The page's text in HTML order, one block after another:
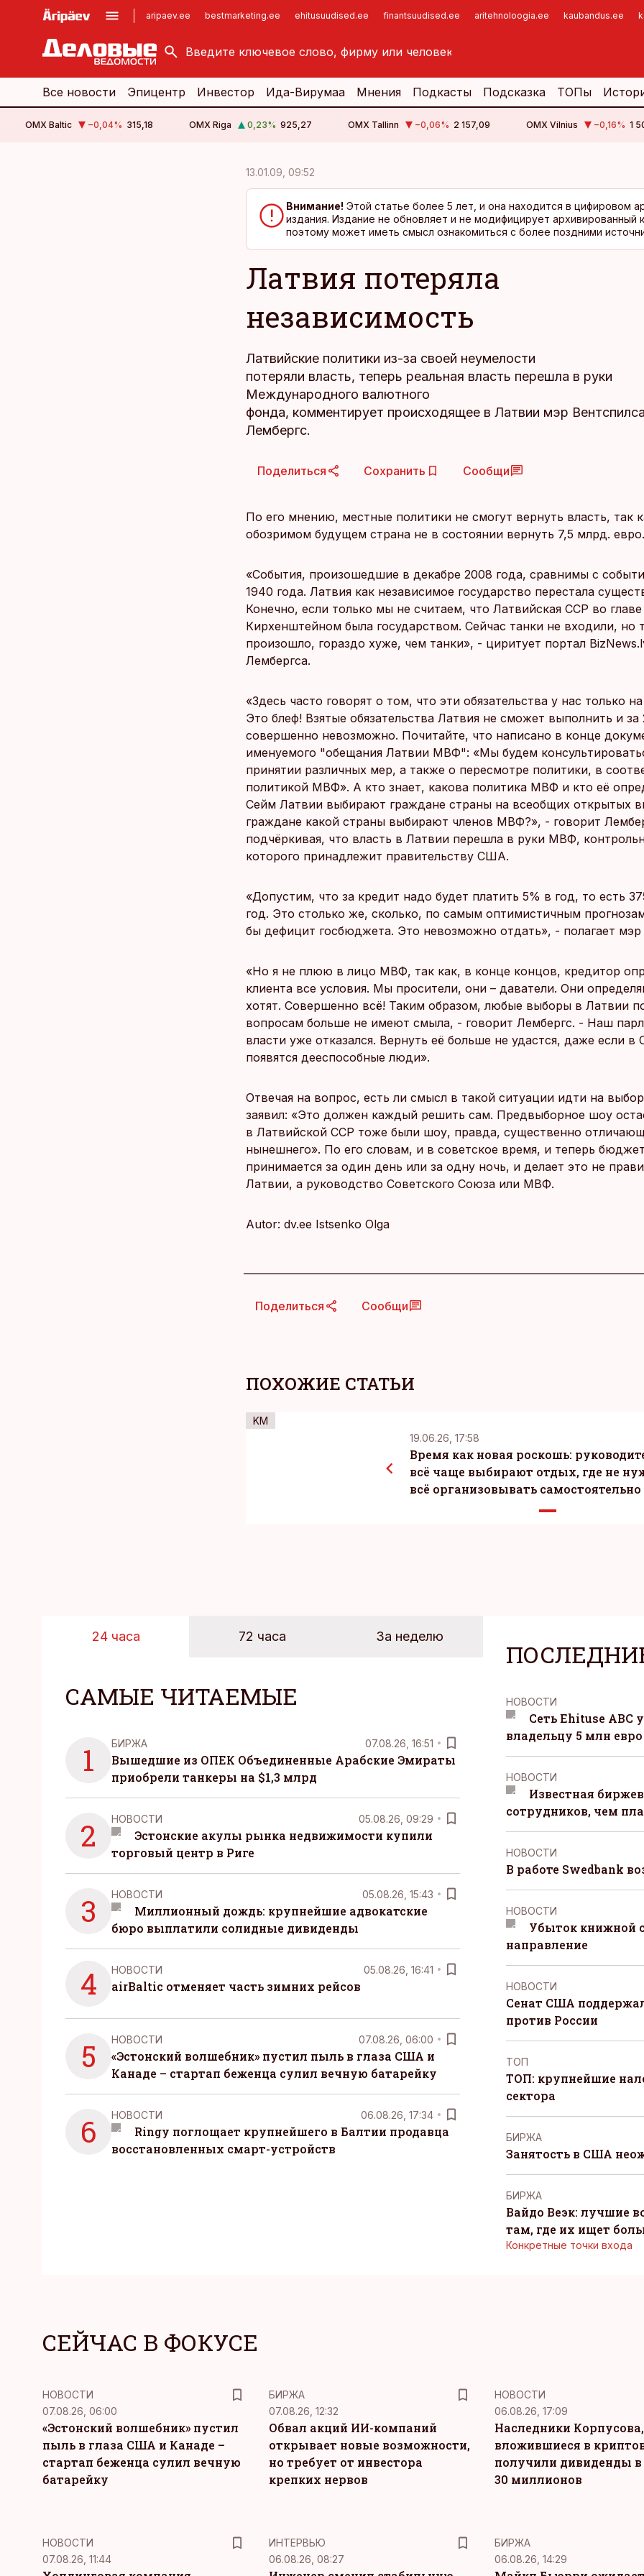
aripaev.ee bestmarketing.ee ehitusuudised.ee finantsuudised.ee aritehnoloogia.ee kaubandus.ee
kinnisvarauudised.ee
logistikauudised.ee
imelineajalugu.ee
Все новости Эпицентр Инвестор Ида-Вирумаа Мнения Подкасты Подсказка ТОПы
OMX Baltic −0,04% 315,18 OMX Riga 0,23% 925,27 OMX Tallinn −0,06% 2 157,09 OMX Vilnius −0,16% 1
13.01.09, 09:52
Внимание! Этой статье более 5 лет, и она находится в цифировом
издания. Издание не обновляет и не модифицирует архивированный
поэтому может иметь смысл ознакомиться с более поздними
Латвия потеряла
независимость
Латвийские политики из-за своей неумелости
потеряли власть, теперь реальная власть перешла в руки
Международного валютного
фонда, комментирует происходящее в Латвии мэр
Лембергс.
Поделиться Сохранить Сообщи
По его мнению, местные политики не смогут вернуть власть, так
обозримом будущем страна не в состоянии вернуть 7,5 млрд. евро.
«События, произошедшие в декабре 2008 года, сравнимы с
1940 года. Латвия как независимое государство перестала
Конечно, если только мы не считаем, что Латвийская ССР во главе
Кирхенштейном была государством. Сейчас танки не входили, но
произошло, гораздо хуже, чем танки», - циритует портал
Лембергса.
«Здесь часто говорят о том, что эти обязательства у нас только
Это блеф! Взятые обязательства Латвия не сможет выполнить и за
совершенно невозможно. Почитайте, что написано в конце
именуемого "обещания Латвии МВФ": «Мы будем
принятии различных мер, а также о пересмотре политики, в
политикой МВФ». А кто знает, какова политика МВФ и кто её
Сейм Латвии выбирают граждане страны на всеобщих открытых
граждане какой страны выбирают членов МВФ?», - говорит
подчёркивая, что власть в Латвии перешла в руки МВФ,
которого принадлежит правительству США.
«Допустим, что за кредит надо будет платить 5% в год, то есть
год. Это столько же, сколько, по самым оптимистичным
бы дефицит госбюджета. Это невозможно отдать», - полагает мэр
«Но я не плюю в лицо МВФ, так как, в конце концов, кредитор
клиента все условия. Мы просители, они – даватели. Они
хотят. Совершенно всё! Таким образом, любые выборы в Латвии
вопросам больше не имеют смыла, - говорит Лембергс. - Наш
власти уже отказался. Вернуть её больше не удастся, даже если в
появятся дееспособные люди».
Отвечая на вопрос, есть ли смысл в такой ситуации идти на
заявил: «Это должен каждый решить сам. Предвыборное шоу
в Латвийской ССР тоже были шоу, правда, существенно
нынешнего». По его словам, и в советское время, и теперь
принимается за один день или за одну ночь, и делает это не
Латвии, а руководство Советского Союза или МВФ.
Autor: dv.ee Istsenko Olga
Поделиться Сообщи
ПОХОЖИЕ СТАТЬИ
KM
19.06.26, 17:58
Время как новая роскошь:
всё чаще выбирают отдых, где не
всё организовывать самостоятельно
24 часа 72 часа За неделю
САМЫЕ ЧИТАЕМЫЕ
1 БИРЖА 07.08.26, 16:51
Вышедшие из ОПЕК Объединенные Арабские Эмираты
приобрели танкеры на $1,3 млрд
2 НОВОСТИ 05.08.26, 09:29
Эстонские акулы рынка недвижимости купили
торговый центр в Риге
3 НОВОСТИ 05.08.26, 15:43
Миллионный дождь: крупнейшие адвокатские
бюро выплатили солидные дивиденды
4 НОВОСТИ 05.08.26, 16:41
airBaltic отменяет часть зимних рейсов
5 НОВОСТИ 07.08.26, 06:00
«Эстонский волшебник» пустил пыль в глаза США и
Канаде – стартап беженца сулил вечную батарейку
6 НОВОСТИ 06.08.26, 17:34
Ringy поглощает крупнейшего в Балтии продавца
восстановленных смарт-устройств
НОВОСТИ
Сеть Ehituse
владельцу 5 млн евро
НОВОСТИ
Известная
сотрудников, чем
НОВОСТИ
В работе Swedbank
НОВОСТИ
Убыток книжной
направление
НОВОСТИ
Сенат США
против России
ТОП
ТОП: крупнейшие
сектора
БИРЖА
Занятость в США
БИРЖА
Вайдо Веэк: лучшие
там, где их ищет
Конкретные точки входа
СЕЙЧАС В ФОКУСЕ
НОВОСТИ
07.08.26, 06:00
«Эстонский волшебник» пустил
пыль в глаза США и Канаде –
стартап беженца сулил вечную
батарейку
БИРЖА
07.08.26, 12:32
Обвал акций ИИ-компаний
открывает новые возможности,
но требует от инвестора
крепких нервов
НОВОСТИ
06.08.26, 17:09
Наследники Корпусова,
вложившиеся в
получили дивиденды в
30 миллионов
НОВОСТИ
07.08.26, 11:44
ИНТЕРВЬЮ
06.08.26, 08:27
БИРЖА
06.08.26, 14:29